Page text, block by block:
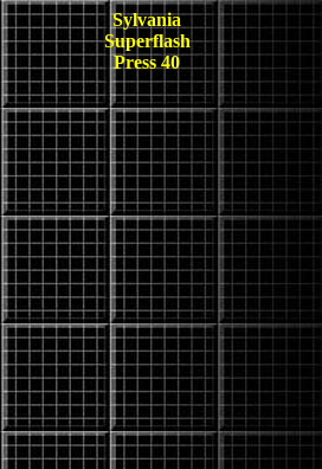
Sylvania
Superflash
Press 40